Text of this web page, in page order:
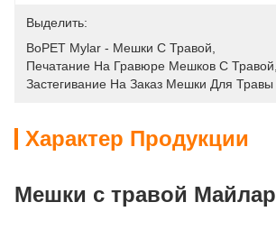
Выделить:
BoPET Mylar - Мешки С Травой
Печатание На Гравюре Мешков С Травой
Застегивание На Заказ Мешки Для Травы
Характер Продукции
Мешки с травой Майлар